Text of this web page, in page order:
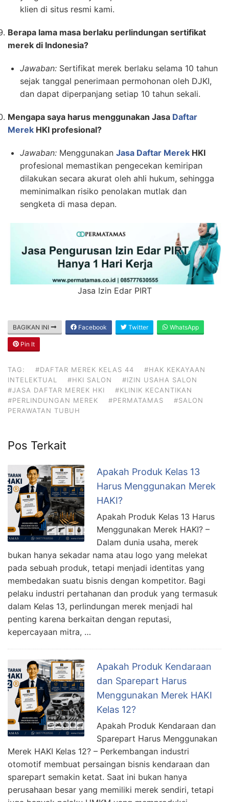
klien di situs resmi kami.
Berapa lama masa berlaku perlindungan sertifikat
merek di Indonesia?
Jawaban: Sertifikat merek berlaku selama 10 tahun
sejak tanggal penerimaan permohonan oleh DJKI,
dan dapat diperpanjang setiap 10 tahun sekali.
Mengapa saya harus menggunakan Jasa Daftar
Merek HKI profesional?
Jawaban: Menggunakan Jasa Daftar Merek HKI
profesional memastikan pengecekan kemiripan
dilakukan secara akurat oleh ahli hukum, sehingga
meminimalkan risiko penolakan mutlak dan
sengketa di masa depan.
Jasa Izin Edar PIRT
BAGIKAN INI Facebook Twitter WhatsApp
Pin It
TAG: #DAFTAR MEREK KELAS 44
#HAK KEKAYAAN
INTELEKTUAL
#HKI SALON
#IZIN USAHA SALON
#JASA DAFTAR MEREK HKI
#KLINIK KECANTIKAN
#PERLINDUNGAN MEREK
#PERMATAMAS
#SALON
PERAWATAN TUBUH
Pos Terkait
Apakah Produk Kelas 13
Harus Menggunakan Merek
HAKI?
Apakah Produk Kelas 13 Harus
Menggunakan Merek HAKI? –
Dalam dunia usaha, merek
bukan hanya sekadar nama atau logo yang melekat
pada sebuah produk, tetapi menjadi identitas yang
membedakan suatu bisnis dengan kompetitor. Bagi
pelaku industri pertahanan dan produk yang termasuk
dalam Kelas 13, perlindungan merek menjadi hal
penting karena berkaitan dengan reputasi,
kepercayaan mitra, …
Apakah Produk Kendaraan
dan Sparepart Harus
Menggunakan Merek HAKI
Kelas 12?
Apakah Produk Kendaraan dan
Sparepart Harus Menggunakan
Merek HAKI Kelas 12? – Perkembangan industri
otomotif membuat persaingan bisnis kendaraan dan
sparepart semakin ketat. Saat ini bukan hanya
perusahaan besar yang memiliki merek sendiri, tetapi